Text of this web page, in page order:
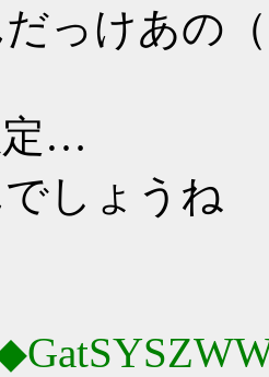
っけあの
定…
しょうね